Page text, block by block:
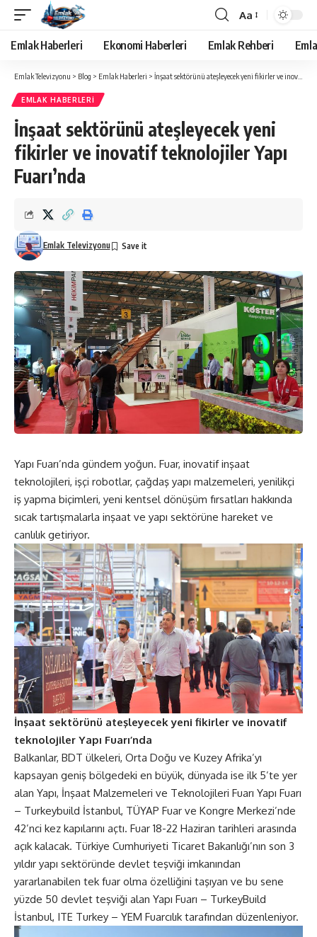
Yazı
Tipi
Boyutlandırıcı
Aa
Emlak Haberleri Ekonomi Haberleri Emlak Rehberi
Emlak Televizyonu > Blog > Emlak Haberleri > İnşaat sektörünü ateşleyecek yeni fikirler ve inovatif teknolojiler Yapı Fuarı’nda
EMLAK HABERLERI
İnşaat sektörünü ateşleyecek yeni
fikirler ve inovatif teknolojiler Yapı
Fuarı’nda
Emlak Televizyonu
Yapı Fuarı’nda gündem yoğun. Fuar, inovatif inşaat
teknolojileri, işçi robotlar, çağdaş yapı malzemeleri, yenilikçi
iş yapma biçimleri, yeni kentsel dönüşüm fırsatları hakkında
sıcak tartışmalarla inşaat ve yapı sektörüne hareket ve
canlılık getiriyor.
İnşaat sektörünü ateşleyecek yeni fikirler ve inovatif
teknolojiler Yapı Fuarı’nda
Balkanlar, BDT ülkeleri, Orta Doğu ve Kuzey Afrika’yı
kapsayan geniş bölgedeki en büyük, dünyada ise ilk 5’te yer
alan Yapı, İnşaat Malzemeleri ve Teknolojileri Fuarı Yapı Fuarı
– Turkeybuild İstanbul, TÜYAP Fuar ve Kongre Merkezi’nde
42’nci kez kapılarını açtı. Fuar 18-22 Haziran tarihleri arasında
açık kalacak. Türkiye Cumhuriyeti Ticaret Bakanlığı’nın son 3
yıldır yapı sektöründe devlet teşviği imkanından
yararlanabilen tek fuar olma özelliğini taşıyan ve bu sene
yüzde 50 devlet teşviği alan Yapı Fuarı – TurkeyBuild
İstanbul, ITE Turkey – YEM Fuarcılık tarafından düzenleniyor.